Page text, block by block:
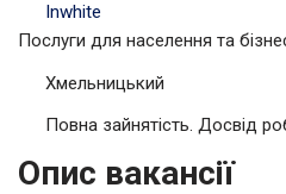
Inwhite
Послуги для населення та
Хмельницький
Повна зайнятість. Досвід
Опис вакансії